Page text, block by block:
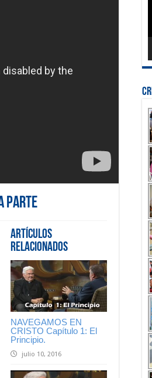
parte
Artículos
Relacionados
NAVEGAMOS EN
CRISTO Capítulo 1: El
Principio.
julio 10, 2016